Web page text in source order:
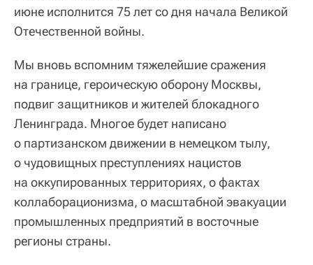
июне исполнится 75 лет со дня начала Великой
Отечественной войны.
Мы вновь вспомним тяжелейшие сражения
на границе, героическую оборону Москвы,
подвиг защитников и жителей блокадного
Ленинграда. Многое будет написано
о партизанском движении в немецком тылу,
о чудовищных преступлениях нацистов
на оккупированных территориях, о фактах
коллаборационизма, о масштабной эвакуации
промышленных предприятий в восточные
регионы страны.